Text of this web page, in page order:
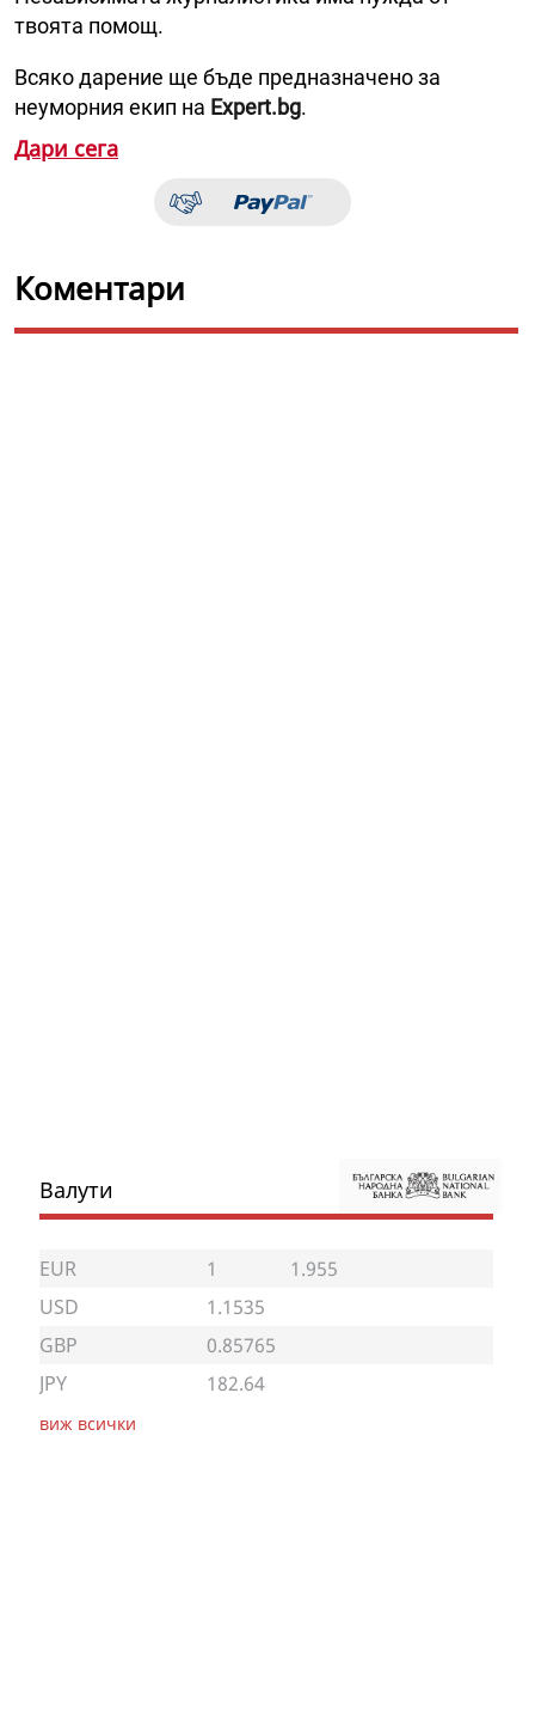
твоята помощ.
Всяко дарение ще бъде предназначено за
неуморния екип на Expert.bg.
Дари сега
Коментари
Валути
EUR 1
1.955
USD
1.1535
GBP
0.85765
JPY
182.64
виж всички